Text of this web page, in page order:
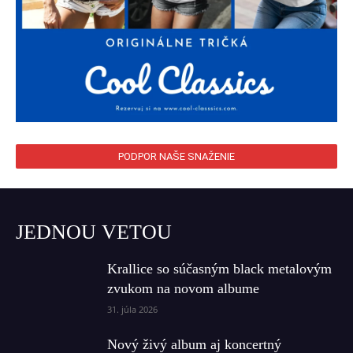
PODPOR NAŠE SNAŽENIE
JEDNOU VETOU
Krallice so súčasným black metalovým
zvukom na novom albume
31. júla 2026
Nový živý album aj koncertný